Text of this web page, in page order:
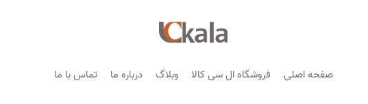
صفحه اصلی فروشگاه ال سی کالا وبلاگ درباره ما تماس با ما